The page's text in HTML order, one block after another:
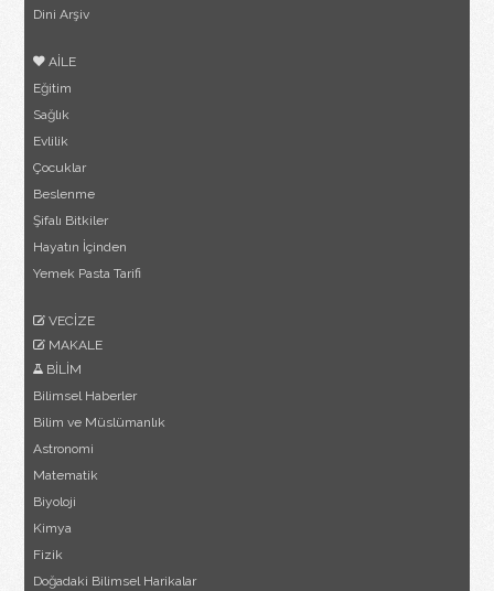
Dini Arşiv
AİLE
Eğitim
Sağlık
Evlilik
Çocuklar
Beslenme
Şifalı Bitkiler
Hayatın İçinden
Yemek Pasta Tarifi
VECİZE
MAKALE
BİLİM
Bilimsel Haberler
Bilim ve Müslümanlık
Astronomi
Matematik
Biyoloji
Kimya
Fizik
Doğadaki Bilimsel Harikalar